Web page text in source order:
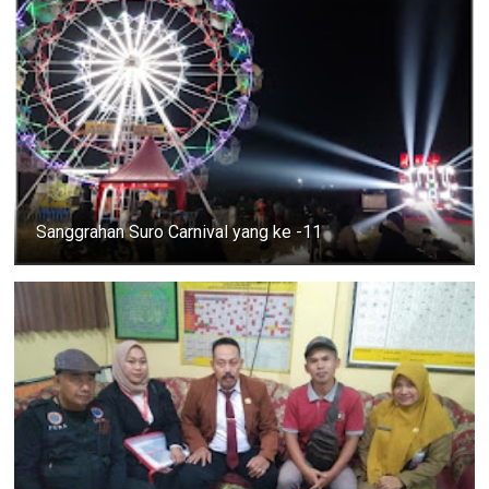
Sanggrahan Suro Carnival yang ke -11